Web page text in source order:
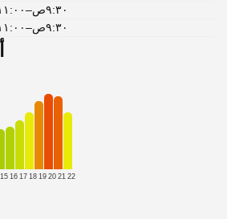
٩:٣٠ص–١١:٠٠م
٩:٣٠ص–١١:٠٠م
15 16 17 18 19 20 21 22